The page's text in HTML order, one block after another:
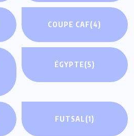
COUPE CAF(4)
ÉGYPTE(5)
FUTSAL(1)